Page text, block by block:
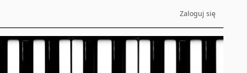
Zaloguj się